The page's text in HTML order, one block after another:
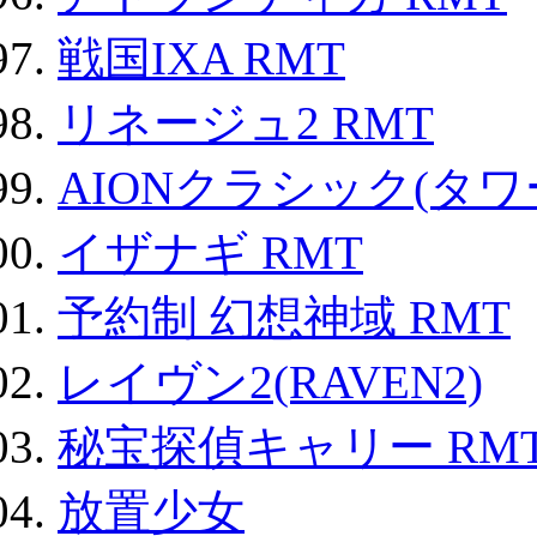
戦国IXA RMT
リネージュ2 RMT
AIONクラシック(タ
イザナギ RMT
予約制 幻想神域 RMT
レイヴン2(RAVEN2)
秘宝探偵キャリー
放置少女